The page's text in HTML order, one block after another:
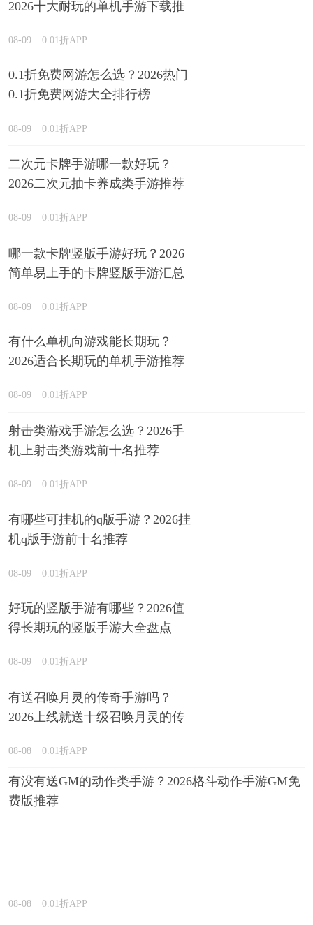
2026十大耐玩的单机手游下载推
08-09 0.01折APP
0.1折免费网游怎么选？2026热门
0.1折免费网游大全排行榜
08-09 0.01折APP
二次元卡牌手游哪一款好玩？
2026二次元抽卡养成类手游推荐
08-09 0.01折APP
哪一款卡牌竖版手游好玩？2026
简单易上手的卡牌竖版手游汇总
08-09 0.01折APP
有什么单机向游戏能长期玩？
2026适合长期玩的单机手游推荐
08-09 0.01折APP
射击类游戏手游怎么选？2026手
机上射击类游戏前十名推荐
08-09 0.01折APP
有哪些可挂机的q版手游？2026挂
机q版手游前十名推荐
08-09 0.01折APP
好玩的竖版手游有哪些？2026值
得长期玩的竖版手游大全盘点
08-09 0.01折APP
有送召唤月灵的传奇手游吗？
2026上线就送十级召唤月灵的传
08-08 0.01折APP
有没有送GM的动作类手游？2026格斗动作手游GM免
费版推荐
08-08 0.01折APP